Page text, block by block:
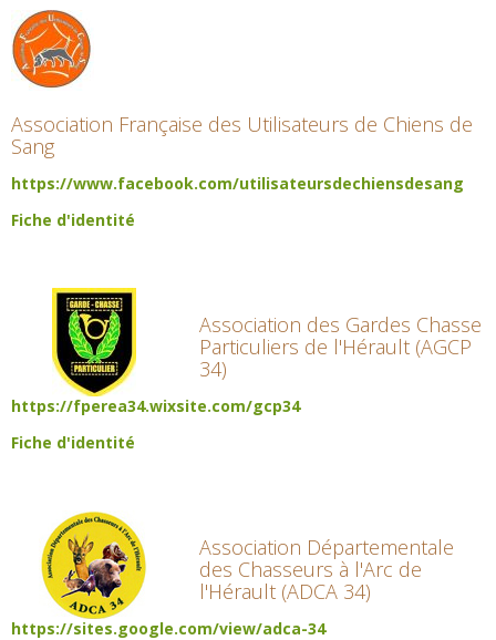
Association Française des Utilisateurs de Chiens de
Sang
https://www.facebook.com/utilisateursdechiensdesang
Fiche d'identité
Association des Gardes Chasse
Particuliers de l'Hérault (AGCP
34)
https://fperea34.wixsite.com/gcp34
Fiche d'identité
Association Départementale
des Chasseurs à l'Arc de
l'Hérault (ADCA 34)
https://sites.google.com/view/adca-34